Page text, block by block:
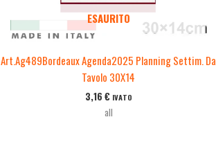
ESAURITO
Art.Ag489Bordeaux Agenda2025 Planning Settim. Da
Tavolo 30X14
3,16 € IVATO
all